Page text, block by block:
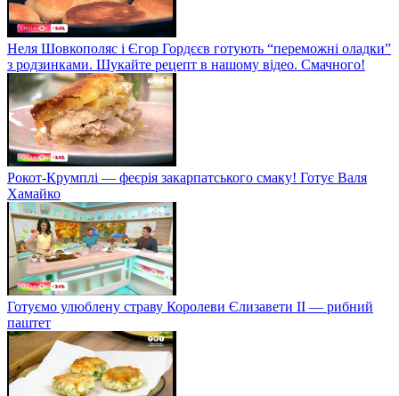
Неля Шовкополяс і Єгор Гордєєв готують “переможні оладки”
з родзинками. Шукайте рецепт в нашому відео. Смачного!
Рокот-Крумплі — феєрія закарпатського смаку! Готує Валя
Хамайко
Готуємо улюблену страву Королеви Єлизавети II — рибний
паштет